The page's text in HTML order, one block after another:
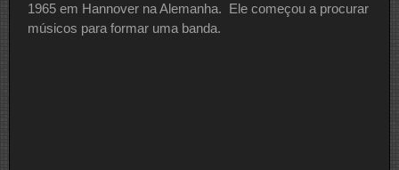
1965 em Hannover na Alemanha. Ele começou a procurar
músicos para formar uma banda.